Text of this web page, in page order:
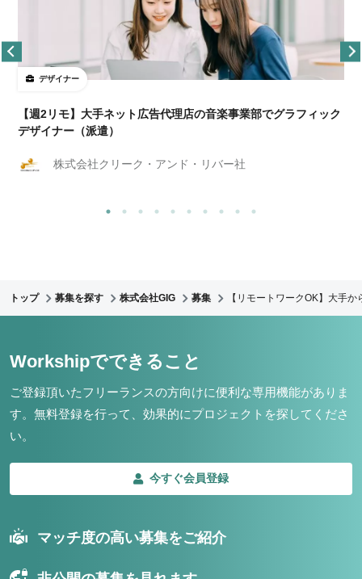
デザイナー
【週2リモ】大手ネット広告代理店の音楽事業部でグラフィック
デザイナー（派遣）
株式会社クリーク・アンド・リバー社
トップ 募集を探す 株式会社GIG 募集 【リモートワークOK】大手
Workshipでできること
ご登録頂いたフリーランスの方向けに便利な専用機能がありま
す。 無料登録を行って、効果的にプロジェクトを探してくださ
い。
今すぐ会員登録
マッチ度の高い募集をご紹介